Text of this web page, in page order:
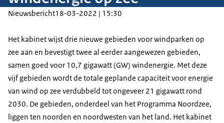
Nieuwsbericht18-03-2022 | 15:30
Het kabinet wijst drie nieuwe gebieden voor windparken op
zee aan en bevestigt twee al eerder aangewezen gebieden,
samen goed voor 10,7 gigawatt (GW) windenergie. Met deze
vijf gebieden wordt de totale geplande capaciteit voor energie
van wind op zee verdubbeld tot ongeveer 21 gigawatt rond
2030. De gebieden, onderdeel van het Programma Noordzee,
liggen ten noorden en noordwesten van het land. Het kabinet